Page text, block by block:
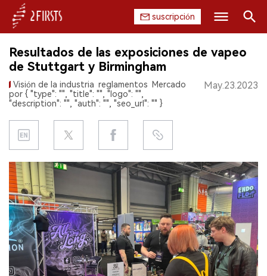
suscripción
INICIO
EMPRESA
CHINA
DATOS
EXPOSICIÓN
ENTREVISTA
Buscar
Resultados de las exposiciones de vapeo
de Stuttgart y Birmingham
Visión de la industria reglamentos
Mercado
por { "type": "", "title": "", "logo": "",
"description": "", "auth": "", "seo_url": "" }
May.23.2023